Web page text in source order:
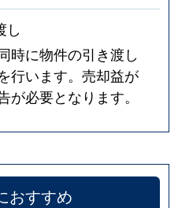
し
時に物件の引き渡し
行います。売却益が
必要となります。
おすすめ